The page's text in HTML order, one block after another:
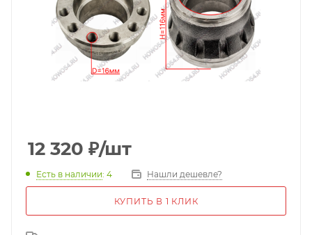
12 320 ₽/шт
Есть в наличии: 4 Нашли дешевле?
КУПИТЬ В 1 КЛИК